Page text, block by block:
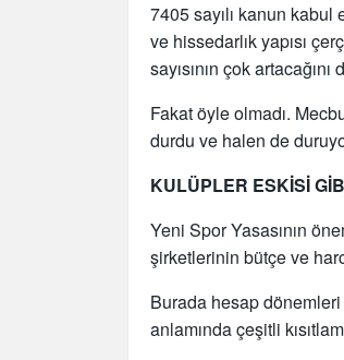
7405 sayılı kanun
ve hissedarlık yapısı
sayısının çok
Fakat öyle olmadı.
durdu ve halen de
KULÜPLER ESKİSİ
Yeni Spor Yasasının
şirketlerinin bütçe ve
Burada hesap
anlamında çeşitli